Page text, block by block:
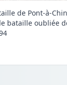
de Pont-à-
bataille oubliée